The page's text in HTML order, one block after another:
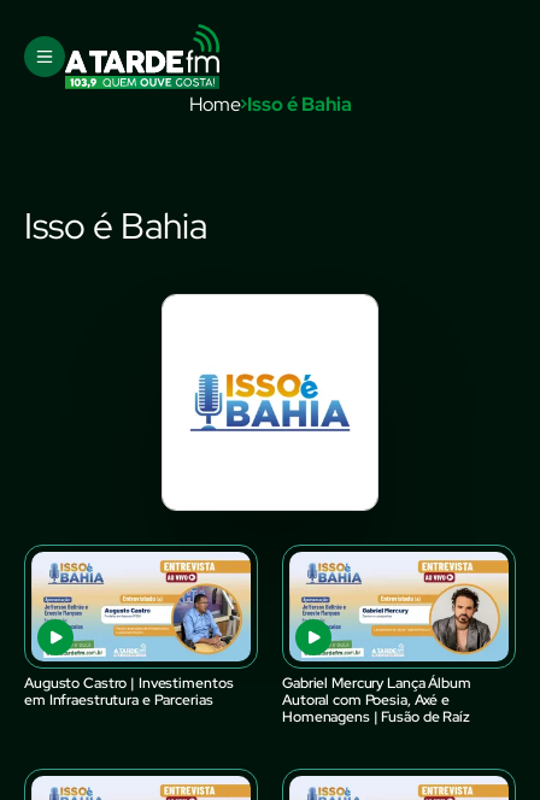
Home Isso é Bahia
Isso é Bahia
Augusto Castro | Investimentos
em Infraestrutura e Parcerias
Gabriel Mercury Lança Álbum
Autoral com Poesia, Axé e
Homenagens | Fusão de Raíz